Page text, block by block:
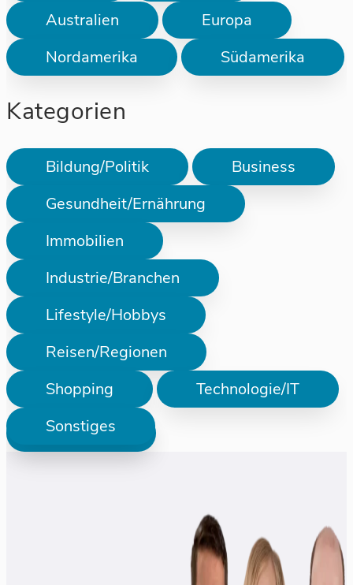
Australien
Europa
Nordamerika
Südamerika
Kategorien
Bildung/Politik
Business
Gesundheit/Ernährung
Immobilien
Industrie/Branchen
Lifestyle/Hobbys
Reisen/Regionen
Shopping
Technologie/IT
Sonstiges
Prüfen